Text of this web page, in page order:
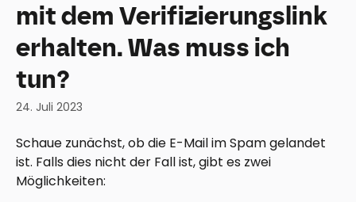
mit dem Verifizierungslink
erhalten. Was muss ich
tun?
24. Juli 2023
Schaue zunächst, ob die E-Mail im Spam gelandet
ist. Falls dies nicht der Fall ist, gibt es zwei
Möglichkeiten: